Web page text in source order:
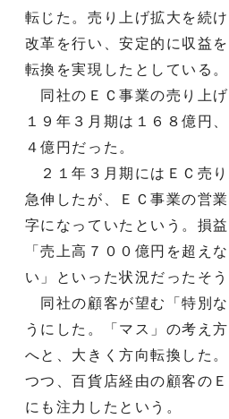
転じた。売り上げ拡大を続
改革を行い、安定的に収益
転換を実現したとしている。
同社のＥＣ事業の売り上げ
１９年３月期は１６８億円
４億円だった。
２１年３月期にはＥＣ売
急伸したが、ＥＣ事業の営
字になっていたという。損
「売上高７００億円を超え
い」といった状況だったそう
同社の顧客が望む「特別な
うにした。「マス」の考え
へと、大きく方向転換した
つつ、百貨店経由の顧客の
にも注力したという。